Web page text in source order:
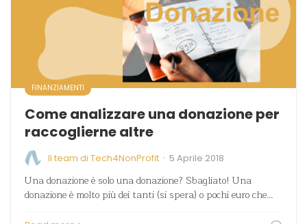
FINANZIAMENTI
Come analizzare una donazione per
raccoglierne altre
Il team di Tech4NonProfit · 5 Aprile 2018
Una donazione è solo una donazione? Sbagliato! Una
donazione è molto più dei tanti (si spera) o pochi euro che…